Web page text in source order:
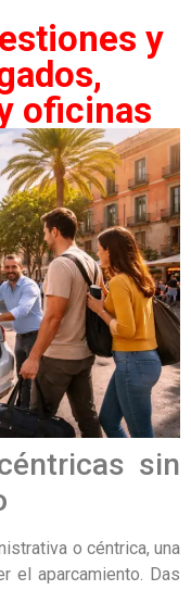
y
oficinas
sin
o céntrica, una
el aparcamiento. Das